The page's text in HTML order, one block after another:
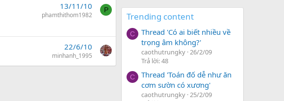
13/11/10
phamthithom1982
P
22/6/10
minhanh_1995
Trending content
C
Thread 'Có ai biết nhiều về
trọng âm không?'
caothutrungky 26/2/09
Trả lời: 48
C
Thread 'Toán đố dễ như ăn
cơm sườn có xương'
caothutrungky 25/2/09